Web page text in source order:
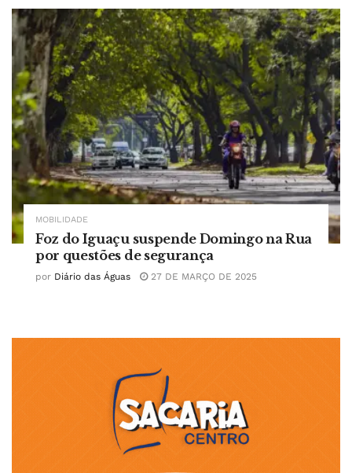
MOBILIDADE
Foz do Iguaçu suspende Domingo na Rua
por questões de segurança
por Diário das Águas 27 DE MARÇO DE 2025